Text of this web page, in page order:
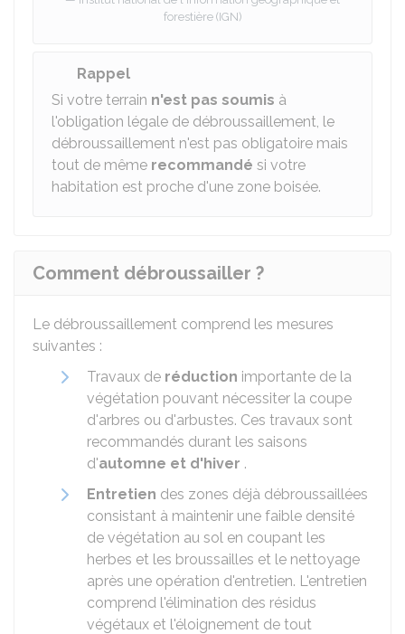
forestière (IGN)
Rappel
Si votre terrain n'est pas soumis à
l'obligation légale de débroussaillement, le
débroussaillement n'est pas obligatoire mais
tout de même recommandé si votre
habitation est proche d'une zone boisée.
Comment débroussailler ?
Le débroussaillement comprend les mesures
suivantes :
Travaux de réduction importante de la
végétation pouvant nécessiter la coupe
d'arbres ou d'arbustes. Ces travaux sont
recommandés durant les saisons
d'automne et d'hiver .
Entretien des zones déjà débroussaillées
consistant à maintenir une faible densité
de végétation au sol en coupant les
herbes et les broussailles et le nettoyage
après une opération d'entretien. L'entretien
comprend l'élimination des résidus
végétaux et l'éloignement de tout